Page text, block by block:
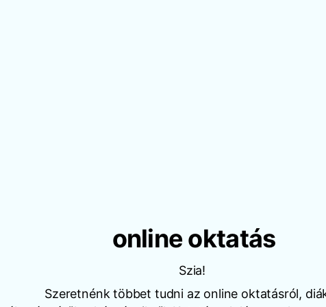
online oktatás
Szia!
Szeretnénk többet tudni az online oktatásról,